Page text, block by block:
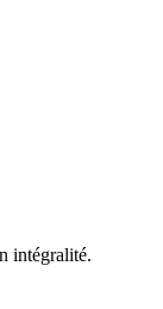
intégralité.